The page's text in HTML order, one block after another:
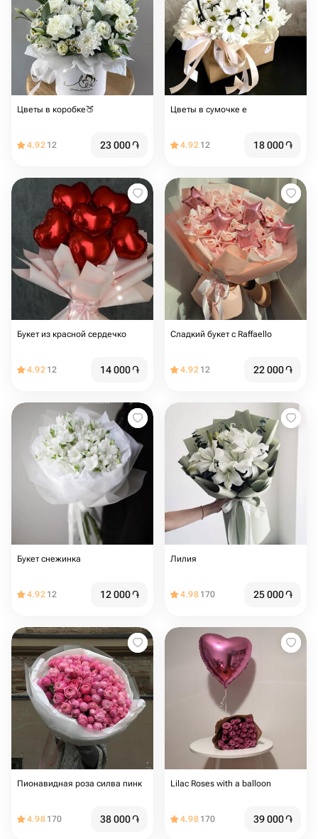
Цветы в коробке🍑
4.92 12 23 000֏
Цветы в сумочке е
4.92 12 18 000֏
Букет из красной сердечко
4.92 12 14 000֏
Сладкий букет с Raffaello
4.92 12 22 000֏
Букет снежинка
4.92 12 12 000֏
Лилия
4.98 170 25 000֏
Пионавидная роза силва пинк
4.98 170 38 000֏
Lilac Roses with a balloon
4.98 170 39 000֏